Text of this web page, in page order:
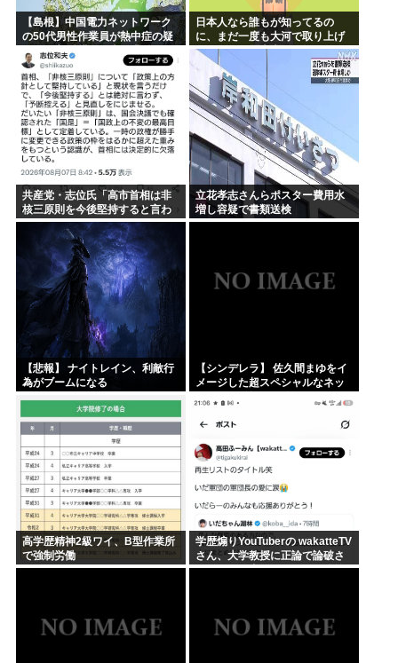
【島根】中国電力ネットワーク
の50代男性作業員が熱中症の疑
いで死亡 鉄塔の保守作業後に倒
れる 邑南町
日本人なら誰もが知ってるの
に、まだ一度も大河で取り上げ
られてない歴史上の人物
共産党・志位氏「高市首相は非
核三原則を今後堅持すると言わ
ない！」
立花孝志さんらポスター費用水
増し容疑で書類送検
【悲報】 ナイトレイン、利敵行
為がブームになる
【シンデレラ】 佐久間まゆをイ
メージした超スペシャルなネッ
高学歴精神2級ワイ、B型作業所
で強制労働
学歴煽りYouTuberの wakatteTV
さん、大学教授に正論で論破さ
れたので信者ファンネルに冷笑